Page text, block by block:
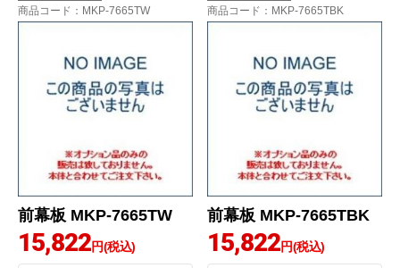
商品コード ：MKP-7665TW
前幕板 MKP-7665TW
15,822円(税込)
商品コード ：MKP-7665TBK
前幕板 MKP-7665TBK
15,822円(税込)